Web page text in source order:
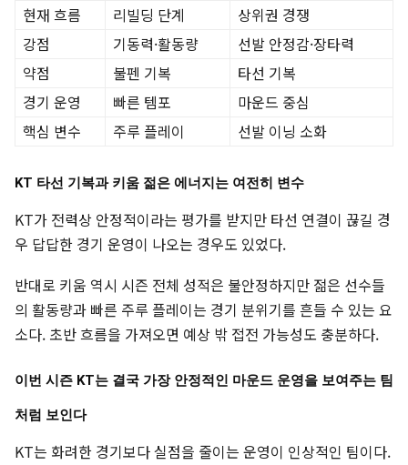
현재 흐름
리빌딩 단계
상위권 경쟁
강점
기동력·활동량
선발 안정감·장타력
약점
불펜 기복
타선 기복
경기 운영
빠른 템포
마운드 중심
핵심 변수
주루 플레이 선발 이닝 소화
KT 타선 기복과 키움 젊은 에너지는 여전히 변수
KT가 전력상 안정적이라는 평가를 받지만 타선 연결이 끊길 경
우 답답한 경기 운영이 나오는 경우도 있었다.
반대로 키움 역시 시즌 전체 성적은 불안정하지만 젊은 선수들
의 활동량과 빠른 주루 플레이는 경기 분위기를 흔들 수 있는 요
소다. 초반 흐름을 가져오면 예상 밖 접전 가능성도 충분하다.
이번 시즌 KT는 결국 가장 안정적인 마운드 운영을 보여주는 팀
처럼 보인다
KT는 화려한 경기보다 실점을 줄이는 운영이 인상적인 팀이다.